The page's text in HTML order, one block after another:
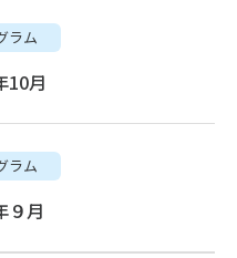
ラム
10月
ラム
９月